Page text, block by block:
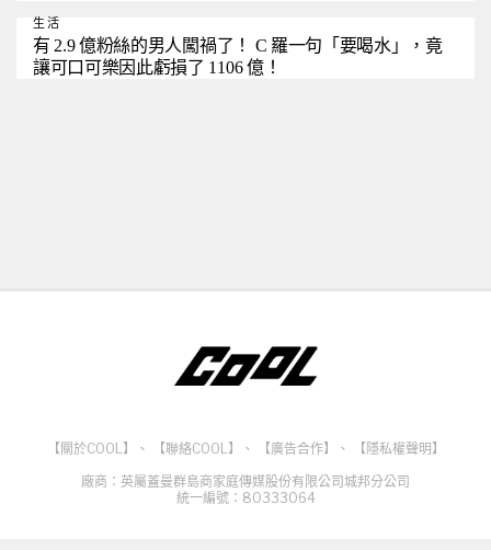
生活
有 2.9 億粉絲的男人闖禍了！ C 羅一句「要喝水」，竟
讓可口可樂因此虧損了 1106 億！
【關於COOL】 、 【聯絡COOL】 、 【廣告合作】 、
【隱私權聲明】
廠商：英屬蓋曼群島商家庭傳媒股份有限公司城邦分公司
統一編號：80333064